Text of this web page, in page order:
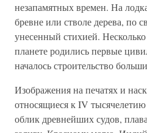
незапамятных времен. На
бревне или стволе дерева, по
унесенный стихией.
планете родились первые
началось строительство
Изображения на печатях и
относящиеся к IV
облик древнейших судов,